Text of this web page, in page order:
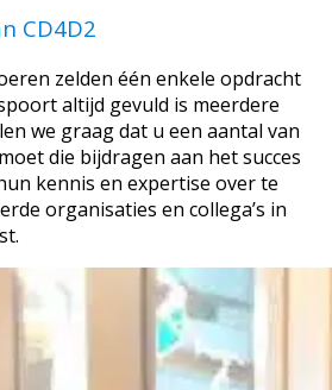
CD4D2
zelden één enkele opdracht
altijd gevuld is meerdere
we graag dat u een aantal van
die bijdragen aan het succes
kennis en expertise over te
organisaties en collega’s in